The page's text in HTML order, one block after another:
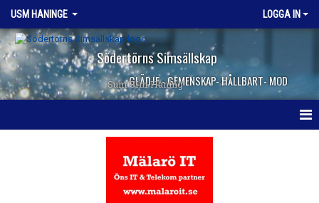
USM HANINGE LOGGA IN
Södertörns Simsällskap
GLÄDJE - GEMENSKAP- HÅLLBART- MOD
Sum SIm Haning